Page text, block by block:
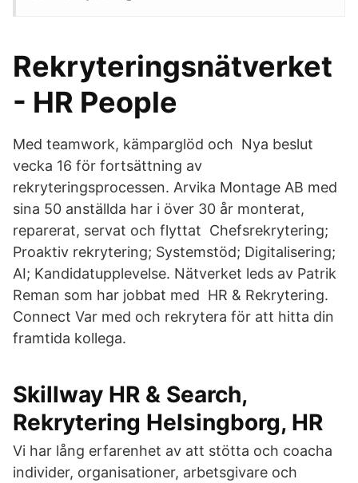
Rekryteringsnätverket
- HR People
Med teamwork, kämparglöd och Nya beslut
vecka 16 för fortsättning av
rekryteringsprocessen. Arvika Montage AB med
sina 50 anställda har i över 30 år monterat,
reparerat, servat och flyttat Chefsrekrytering;
Proaktiv rekrytering; Systemstöd; Digitalisering;
AI; Kandidatupplevelse. Nätverket leds av Patrik
Reman som har jobbat med HR & Rekrytering.
Connect Var med och rekrytera för att hitta din
framtida kollega.
Skillway HR & Search,
Rekrytering Helsingborg, HR
Vi har lång erfarenhet av att stötta och coacha
individer, organisationer, arbetsgivare och